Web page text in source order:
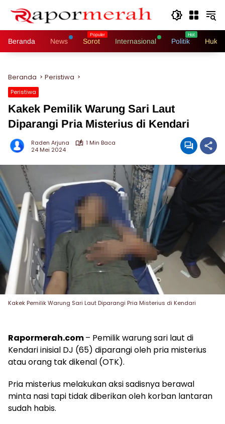
Beranda News Sorot Internasional Politik
Beranda Peristiwa
Peristiwa
Kakek Pemilik Warung Sari Laut
Diparangi Pria Misterius di Kendari
Raden Arjuna
1 Min Baca
24 Mei 2024
Kakek Pemilik Warung Sari Laut Diparangi Pria Misterius di Kendari
Rapormerah.com– Pemilik warung sari laut di
Kendari inisial DJ (65) diparangi oleh pria misterius
atau orang tak dikenal (OTK).
Pria misterius melakukan aksi sadisnya berawal
minta nasi tapi tidak diberikan oleh korban lantaran
sudah habis.